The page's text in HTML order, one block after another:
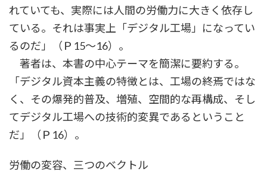
れていても、実際には人間の労働力に大きく依存し
ている。それは事実上「デジタル工場」になってい
るのだ」（Ｐ15～16）。
著者は、本書の中心テーマを簡潔に要約する。
「デジタル資本主義の特徴とは、工場の終焉ではな
く、その爆発的普及、増殖、空間的な再構成、そし
てデジタル工場への技術的変異であるということ
だ」（Ｐ16）。
労働の変容、三つのベクトル